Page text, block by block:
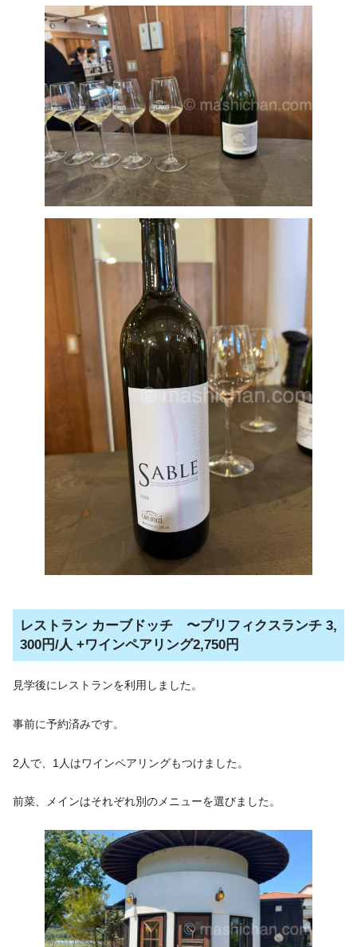
レストラン カーブドッチ 〜プリフィクスランチ 3,
300円/人 +ワインペアリング2,750円
見学後にレストランを利用しました。
事前に予約済みです。
2人で、1人はワインペアリングもつけました。
前菜、メインはそれぞれ別のメニューを選びました。